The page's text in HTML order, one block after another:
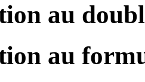
au
au